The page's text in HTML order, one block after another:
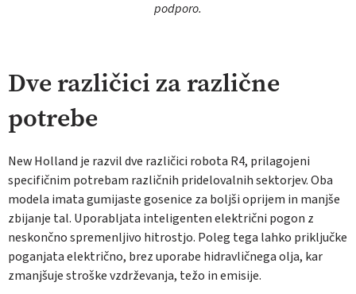
podporo.
Dve različici za različne
potrebe
New Holland je razvil dve različici robota R4, prilagojeni
specifičnim potrebam različnih pridelovalnih sektorjev. Oba
modela imata gumijaste gosenice za boljši oprijem in manjše
zbijanje tal. Uporabljata inteligenten električni pogon z
neskončno spremenljivo hitrostjo. Poleg tega lahko priključke
poganjata električno, brez uporabe hidravličnega olja, kar
zmanjšuje stroške vzdrževanja, težo in emisije.